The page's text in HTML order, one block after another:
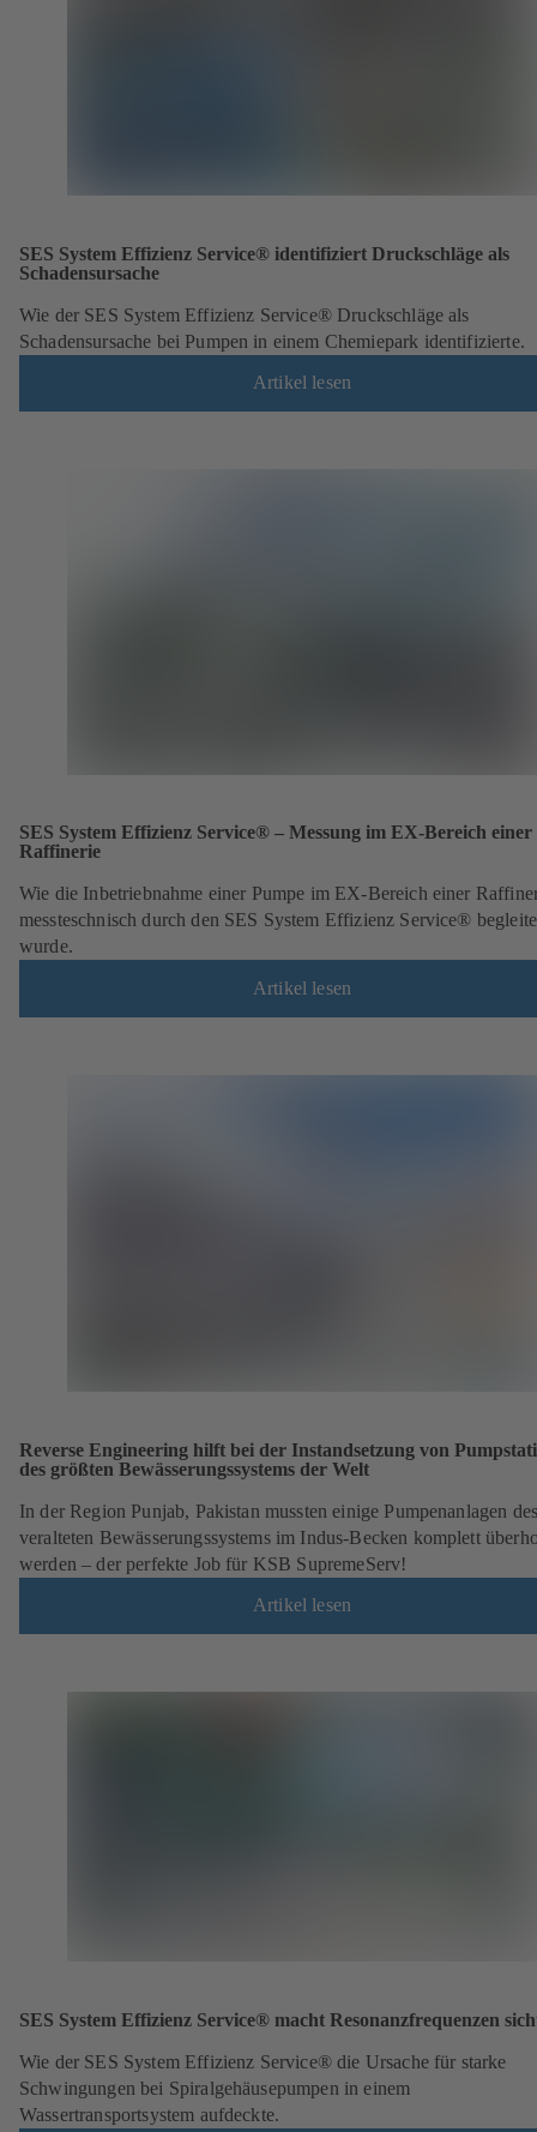
SES System Effizienz Service® identifiziert Druckschläge als
Schadensursache
Wie der SES System Effizienz Service® Druckschläge als
Schadensursache bei Pumpen in einem Chemiepark identifizierte.
Artikel lesen
SES System Effizienz Service® – Messung im EX-Bereich einer
Raffinerie
Wie die Inbetriebnahme einer Pumpe im EX-Bereich einer
messteschnisch durch den SES System Effizienz Service®
wurde.
Artikel lesen
Reverse Engineering hilft bei der Instandsetzung von
des größten Bewässerungssystems der Welt
In der Region Punjab, Pakistan mussten einige Pumpenanlagen
veralteten Bewässerungssystems im Indus-Becken komplett
werden – der perfekte Job für KSB SupremeServ!
Artikel lesen
SES System Effizienz Service® macht Resonanzfrequenzen
Wie der SES System Effizienz Service® die Ursache für starke
Schwingungen bei Spiralgehäusepumpen in einem
Wassertransportsystem aufdeckte.